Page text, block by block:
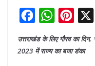
F
a
c
W
h
at
Pi
nt
er
उत्तराखंड के लिए गौरव का
2023 में राज्य का बजा डंका